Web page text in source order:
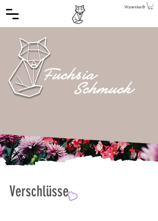
Warenkorb
Verschlüsse